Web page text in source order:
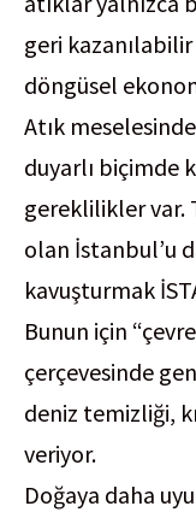
geri
döngüsel
Atık
duyarlı biçimde
gereklilikler var.
olan İstanbul’u
kavuşturmak
Bunun için
çerçevesinde
deniz temizliği,
veriyor.
Doğaya daha